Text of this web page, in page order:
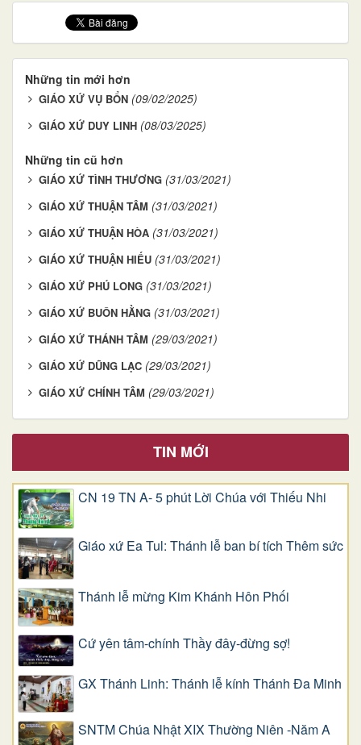
Những tin mới hơn
GIÁO XỨ VỤ BỔN (09/02/2025)
GIÁO XỨ DUY LINH (08/03/2025)
Những tin cũ hơn
GIÁO XỨ TÌNH THƯƠNG (31/03/2021)
GIÁO XỨ THUẬN TÂM (31/03/2021)
GIÁO XỨ THUẬN HÒA (31/03/2021)
GIÁO XỨ THUẬN HIẾU (31/03/2021)
GIÁO XỨ PHÚ LONG (31/03/2021)
GIÁO XỨ BUÔN HẰNG (31/03/2021)
GIÁO XỨ THÁNH TÂM (29/03/2021)
GIÁO XỨ DŨNG LẠC (29/03/2021)
GIÁO XỨ CHÍNH TÂM (29/03/2021)
TIN MỚI
CN 19 TN A- 5 phút Lời Chúa với Thiếu Nhi
Giáo xứ Ea Tul: Thánh lễ ban bí tích Thêm sức
Thánh lễ mừng Kim Khánh Hôn Phối
Cứ yên tâm-chính Thầy đây-đừng sợ!
GX Thánh Linh: Thánh lễ kính Thánh Đa Minh
SNTM Chúa Nhật XIX Thường Niên -Năm A